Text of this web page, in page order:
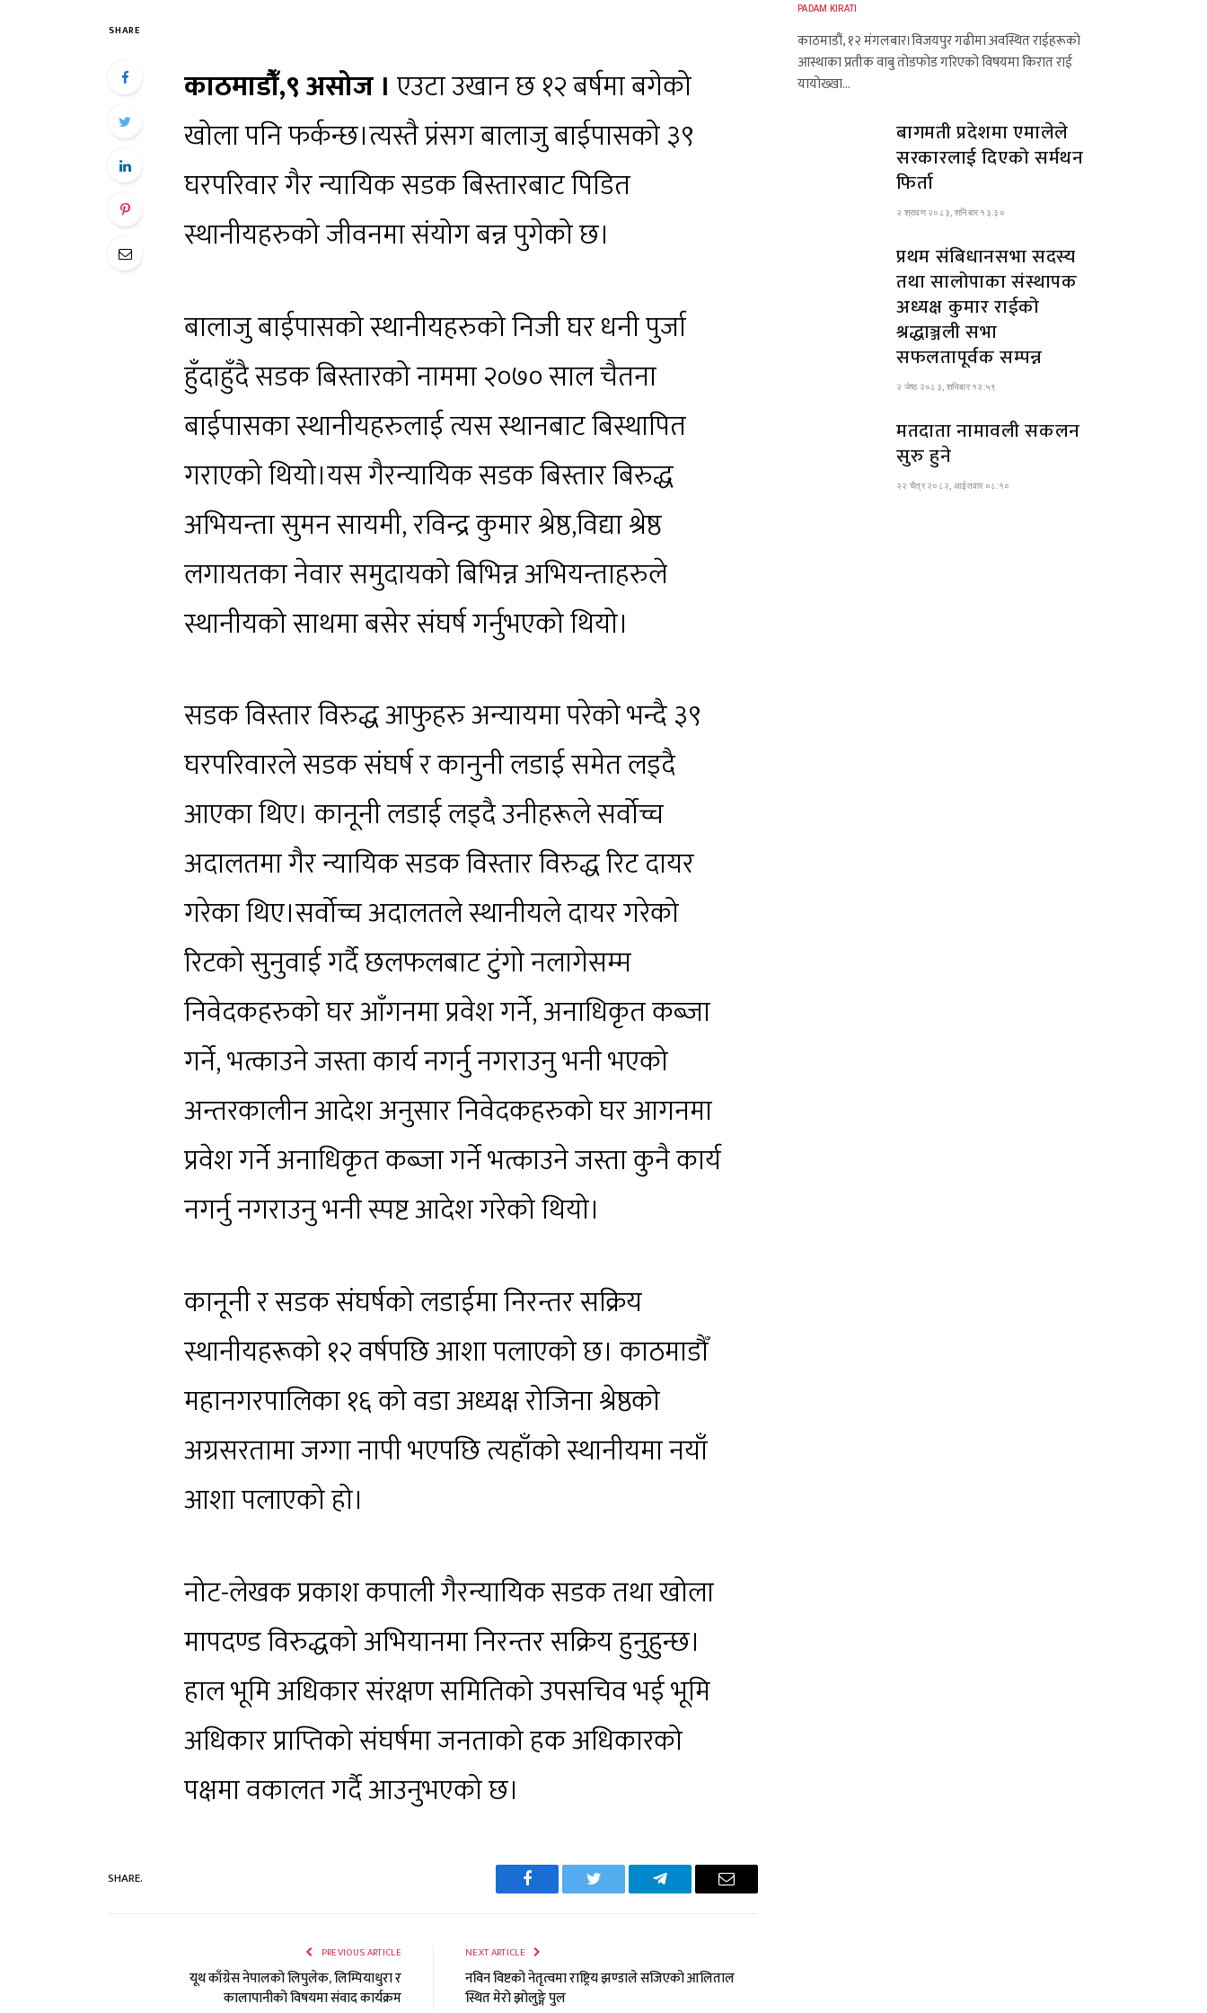
SHARE
काठमाडौँ‌,९ असोज । एउटा उखान छ १२ बर्षमा बगेको
खोला पनि फर्कन्छ।त्यस्तै प्रंसग बालाजु बाईपासको ३९
घरपरिवार गैर न्यायिक सडक बिस्तारबाट पिडित
स्थानीयहरुको जीवनमा संयोग बन्न पुगेको छ।
बालाजु बाईपासको स्थानीयहरुको निजी घर धनी पुर्जा
हुँदाहुँदै सडक बिस्तारको नाममा २०७० साल चैतना
बाईपासका स्थानीयहरुलाई त्यस स्थानबाट बिस्थापित
गराएको थियो।यस गैरन्यायिक सडक बिस्तार बिरुद्ध
अभियन्ता सुमन सायमी, रविन्द्र कुमार श्रेष्ठ,विद्या श्रेष्ठ
लगायतका नेवार समुदायको बिभिन्न अभियन्ताहरुले
स्थानीयको साथमा बसेर संघर्ष गर्नुभएको थियो।
सडक विस्तार विरुद्ध आफुहरु अन्यायमा परेको भन्दै ३९
घरपरिवारले सडक संघर्ष र कानुनी लडाई समेत लड्दै
आएका थिए। कानूनी लडाई लड्दै उनीहरूले सर्वोच्च
अदालतमा गैर न्यायिक सडक विस्तार विरुद्ध रिट दायर
गरेका थिए।सर्वोच्च अदालतले स्थानीयले दायर गरेको
रिटको सुनुवाई गर्दै छलफलबाट टुंगो नलागेसम्म
निवेदकहरुको घर आँगनमा प्रवेश गर्ने, अनाधिकृत कब्जा
गर्ने, भत्काउने जस्ता कार्य नगर्नु नगराउनु भनी भएको
अन्तरकालीन आदेश अनुसार निवेदकहरुको घर आगनमा
प्रवेश गर्ने अनाधिकृत कब्जा गर्ने भत्काउने जस्ता कुनै कार्य
नगर्नु नगराउनु भनी स्पष्ट आदेश गरेको थियो।
कानूनी र सडक संघर्षको लडाईमा निरन्तर सक्रिय
स्थानीयहरूको १२ वर्षपछि आशा पलाएको छ। काठमाडौँ
महानगरपालिका १६ को वडा अध्यक्ष रोजिना श्रेष्ठको
अग्रसरतामा जग्गा नापी भएपछि त्यहाँको स्थानीयमा नयाँ
आशा पलाएको हो।
नोट-लेखक प्रकाश कपाली गैरन्यायिक सडक तथा खोला
मापदण्ड विरुद्धको अभियानमा निरन्तर सक्रिय हुनुहुन्छ।
हाल भूमि अधिकार संरक्षण समितिको उपसचिव भई भूमि
अधिकार प्राप्तिको संघर्षमा जनताको हक अधिकारको
पक्षमा वकालत गर्दै आउनुभएको छ।
SHARE.
Facebook Twitter Telegram Email
PREVIOUS ARTICLE
यूथ काँग्रेस नेपालको लिपुलेक, लिम्पियाधुरा र
कालापानीको विषयमा संवाद कार्यक्रम
NEXT ARTICLE
नविन विष्टको नेतृत्वमा राष्ट्रिय झण्डाले सजिएको आलिताल
स्थित मेरो झोलुङ्गे पुल
PADAM KIRATI
काठमाडौं, १२ मंगलबार।विजयपुर गढीमा अवस्थित राईहरूको
आस्थाका प्रतीक वाबु तोडफोड गरिएको विषयमा किरात राई
यायोख्खा…
बागमती प्रदेशमा एमालेले
सरकारलाई दिएको सर्मथन
फिर्ता
२ श्रावण २०८३, शनिबार १३:३०
प्रथम संबिधानसभा सदस्य
तथा सालोपाका संस्थापक
अध्यक्ष कुमार राईको
श्रद्धाञ्जली सभा
सफलतापूर्वक सम्पन्न
२ जेष्ठ २०८३, शनिबार १२:५९
मतदाता नामावली सकलन
सुरु हुने
२२ चैत्र २०८२, आईतवार ०८:१०